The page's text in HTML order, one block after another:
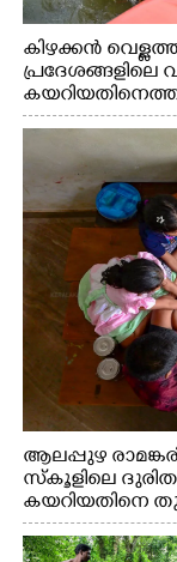
കിഴക്കൻ
പ്രദേശങ്ങളിലെ
ആലപ്പുഴ
സ്കൂളിലെ
കയറിയതിനെ
ഹയർ
കുട്ടികൾ